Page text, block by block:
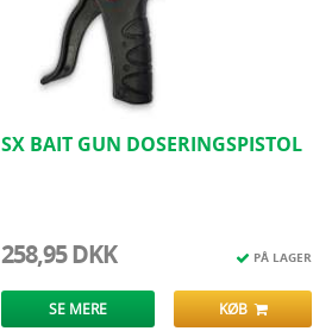
SX BAIT GUN DOSERINGSPISTOL
258,95 DKK PÅ LAGER
SE MERE KØB